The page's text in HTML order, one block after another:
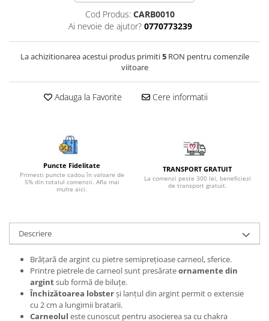
Bijuterii piatra lunii
Bijuterii piatra soarelui
Bijuterii rubin
Bijuterii sidef si abalone
Bijuterii spinel
Bijuterii topaz
Bijuterii turcoaz
Bijuterii turmaline
Cod Produs: CARB0010
Ai nevoie de ajutor? 0770773239
La achizitionarea acestui produs primiti5RON pentru comenzile
viitoare
Adauga la Favorite Cere informatii
Puncte Fidelitate
Primesti puncte cadou în valoare de
5% din totalul comenzii. Afla mai
multe aici.
TRANSPORT GRATUIT
La comenzi peste 300 lei, beneficiezi
de transport gratuit.
Descriere
Brățară de argint cu pietre semiprețioase carneol, sferice.
Printre pietrele de carneol sunt presărateornamente din
argintsub formă de biluțe.
Închizătoarea lobsterși lanțul din argint permit o extensie
cu 2 cm a lungimii bratarii.
Carneolul este cunoscut pentru asocierea sa cu chakra